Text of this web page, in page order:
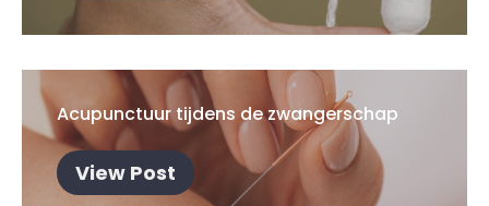
Acupunctuur tijdens de zwangerschap
View Post